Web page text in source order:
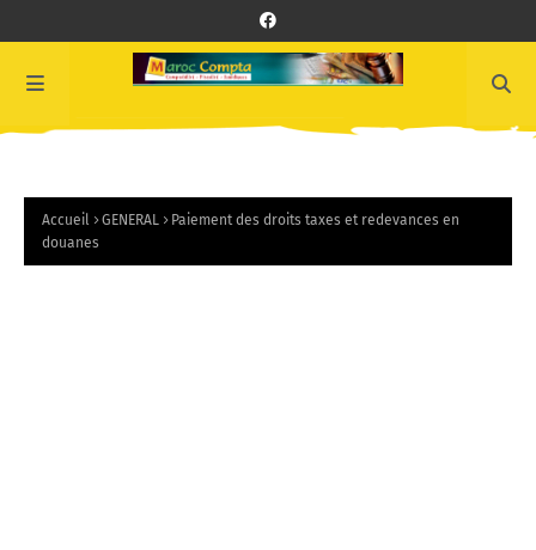
Accueil GENERAL
Paiement des droits taxes et redevances en
douanes